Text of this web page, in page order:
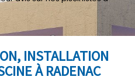
INSTALLATION
À RADENAC